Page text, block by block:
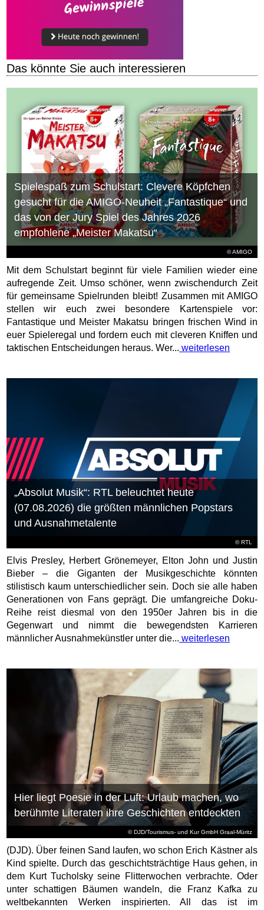
Das könnte Sie auch interessieren
© AMIGO
Spielespaß zum Schulstart: Clevere Köpfchen
gesucht für die AMIGO-Neuheit „Fantastique“ und
das von der Jury Spiel des Jahres 2026
empfohlene „Meister Makatsu“
Mit dem Schulstart beginnt für viele Familien wieder eine
aufregende Zeit. Umso schöner, wenn zwischendurch Zeit
für gemeinsame Spielrunden bleibt! Zusammen mit AMIGO
stellen wir euch zwei besondere Kartenspiele vor:
Fantastique und Meister Makatsu bringen frischen Wind in
euer Spieleregal und fordern euch mit cleveren Kniffen und
taktischen Entscheidungen heraus. Wer... weiterlesen
©RTL
„Absolut Musik“: RTL beleuchtet heute
(07.08.2026) die größten männlichen Popstars
und Ausnahmetalente
Elvis Presley, Herbert Grönemeyer, Elton John und Justin
Bieber – die Giganten der Musikgeschichte könnten
stilistisch kaum unterschiedlicher sein. Doch sie alle haben
Generationen von Fans geprägt. Die umfangreiche Doku-
Reihe reist diesmal von den 1950er Jahren bis in die
Gegenwart und nimmt die bewegendsten Karrieren
männlicher Ausnahmekünstler unter die... weiterlesen
© DJD/Tourismus- und Kur GmbH Graal-Müritz
Hier liegt Poesie in der Luft: Urlaub machen, wo
berühmte Literaten ihre Geschichten entdeckten
(DJD). Über feinen Sand laufen, wo schon Erich Kästner als
Kind spielte. Durch das geschichtsträchtige Haus gehen, in
dem Kurt Tucholsky seine Flitterwochen verbrachte. Oder
unter schattigen Bäumen wandeln, die Franz Kafka zu
weltbekannten Werken inspirierten. All das ist im